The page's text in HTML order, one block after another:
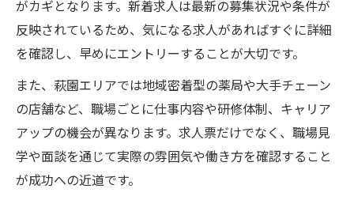
がカギとなります。新着求人は最新の募集状況や条件が
反映されているため、気になる求人があればすぐに詳細
を確認し、早めにエントリーすることが大切です。
また、萩園エリアでは地域密着型の薬局や大手チェーン
の店舗など、職場ごとに仕事内容や研修体制、キャリア
アップの機会が異なります。求人票だけでなく、職場見
学や面談を通じて実際の雰囲気や働き方を確認すること
が成功への近道です。